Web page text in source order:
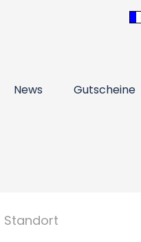
News Gutscheine